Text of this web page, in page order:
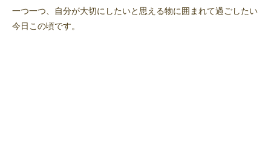
一つ一つ、自分が大切にしたいと思える物に囲まれて過ごしたい
今日この頃です。